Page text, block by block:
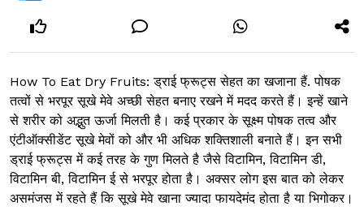
How To Eat Dry Fruits: ड्राई फ्रूट्स सेहत का खजाना हैं. पोषक
तत्वों से भरपूर सूखे मेवे अच्छी सेहत बनाए रखने में मदद करते हैं। इन्हें खाने
से शरीर को अद्भुत ऊर्जा मिलती है। कई प्रकार के सूक्ष्म पोषक तत्व और
एंटीऑक्सीडेंट सूखे मेवों को और भी अधिक शक्तिशाली बनाते हैं। इन सभी
ड्राई फ्रूट्स में कई तरह के गुण मिलते है जैसे विटामिन, विटामिन डी,
विटामिन बी, विटामिन ई से भरपूर होता है। अक्सर लोग इस बात को लेकर
असमंजस में रहते हैं कि सूखे मेवे खाना ज्यादा फायदेमंद होता है या भिगोकर।